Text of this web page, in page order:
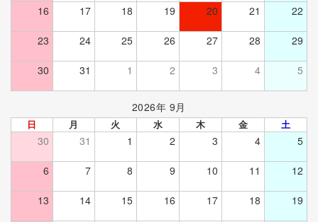
16 17 18 19 20 21 22
23 24 25 26 27 28 29
30 31 1 2 3 4 5
2026年 9月
日 月 火 水 木 金 土
30 31 1 2 3 4 5
6 7 8 9 10 11 12
13 14 15 16 17 18 19